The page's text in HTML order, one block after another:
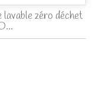
lavable zéro déchet